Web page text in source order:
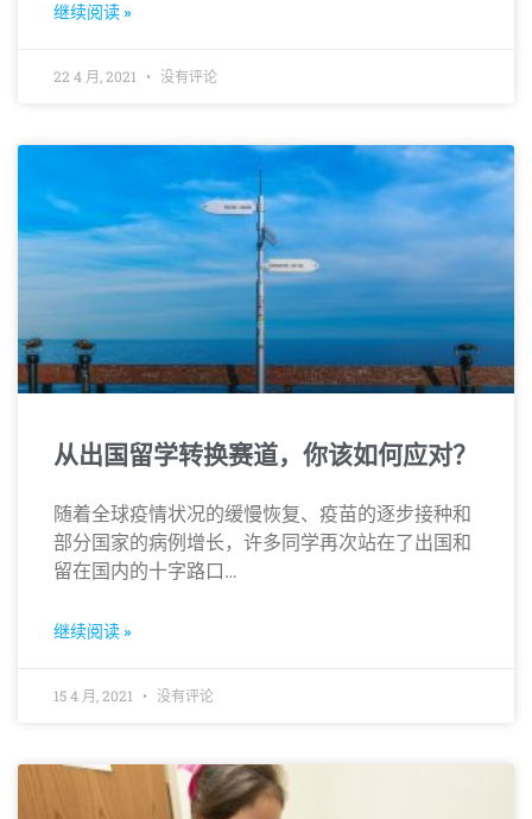
继续阅读 »
22 4 月, 2021 没有评论
从出国留学转换赛道，你该如何应对？
随着全球疫情状况的缓慢恢复、疫苗的逐步接种和
部分国家的病例增长，许多同学再次站在了出国和
留在国内的十字路口…
继续阅读 »
15 4 月, 2021 没有评论